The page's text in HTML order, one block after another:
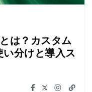
は？カスタム
分けと導入ス